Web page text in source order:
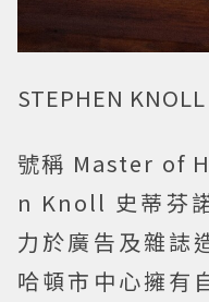
STEPHEN
號稱 Master of
n Knoll 史蒂芬
力於廣告及雜誌
哈頓市中心擁有